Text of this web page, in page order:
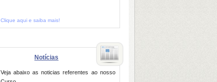
Clique aqui e saiba mais!
Notícias
Veja abaixo as noticias referentes ao nosso